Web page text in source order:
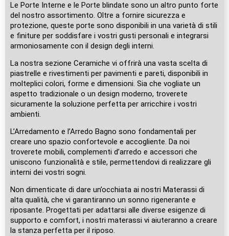
Le Porte Interne e le Porte blindate sono un altro punto forte
del nostro assortimento. Oltre a fornire sicurezza e
protezione, queste porte sono disponibili in una varietà di stili
e finiture per soddisfare i vostri gusti personali e integrarsi
armoniosamente con il design degli interni.
La nostra sezione Ceramiche vi offrirà una vasta scelta di
piastrelle e rivestimenti per pavimenti e pareti, disponibili in
molteplici colori, forme e dimensioni. Sia che vogliate un
aspetto tradizionale o un design moderno, troverete
sicuramente la soluzione perfetta per arricchire i vostri
ambienti.
L’Arredamento e l’Arredo Bagno sono fondamentali per
creare uno spazio confortevole e accogliente. Da noi
troverete mobili, complementi d’arredo e accessori che
uniscono funzionalità e stile, permettendovi di realizzare gli
interni dei vostri sogni.
Non dimenticate di dare un’occhiata ai nostri Materassi di
alta qualità, che vi garantiranno un sonno rigenerante e
riposante. Progettati per adattarsi alle diverse esigenze di
supporto e comfort, i nostri materassi vi aiuteranno a creare
la stanza perfetta per il riposo.